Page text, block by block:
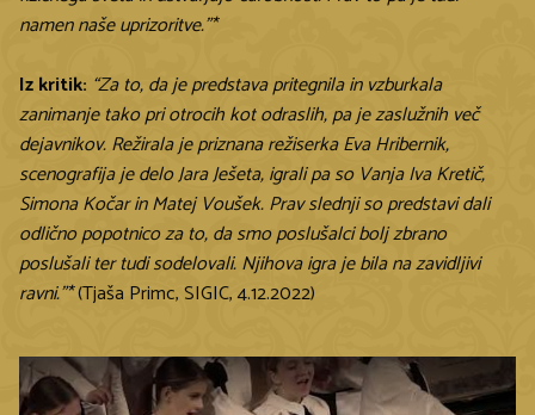
namen naše uprizoritve.”*
Iz kritik: “Za to, da je predstava pritegnila in vzburkala
zanimanje tako pri otrocih kot odraslih, pa je zaslužnih več
dejavnikov. Režirala je priznana režiserka Eva Hribernik,
scenografija je delo Jara Ješeta, igrali pa so Vanja Iva Kretič,
Simona Kočar in Matej Voušek. Prav slednji so predstavi dali
odlično popotnico za to, da smo poslušalci bolj zbrano
poslušali ter tudi sodelovali. Njihova igra je bila na zavidljivi
ravni.”*(Tjaša Primc, SIGIC, 4.12.2022)